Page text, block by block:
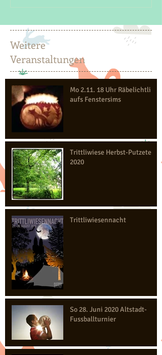
Weitere
Veranstaltungen
Mo 2.11. 18 Uhr Räbelichtli
aufs Fenstersims
Trittliwiese Herbst-Putzete
2020
Trittliwiesennacht
So 28. Juni 2020 Altstadt-
Fussballturnier